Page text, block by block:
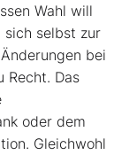
Wahl will
sich selbst zur
bei
Recht. Das
oder dem
Gleichwohl